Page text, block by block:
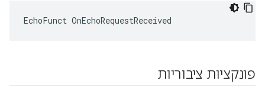
EchoFunct OnEchoRequestReceived
פונקציות ציבוריות